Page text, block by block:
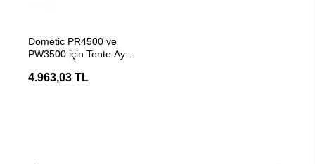
Dometic PR4500 ve
PW3500 için Tente Ayak
4.963,03 TL